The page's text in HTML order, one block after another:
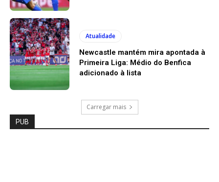
Atualidade
Newcastle mantém mira apontada à
Primeira Liga: Médio do Benfica
adicionado à lista
Carregar mais
PUB